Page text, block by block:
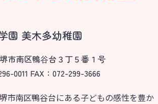
園 美木多幼稚園
市南区鴨⾕台３丁５番１号
0011 FAX：072-299-3666
市南区鴨谷台にある子どもの感性を豊か
園
項